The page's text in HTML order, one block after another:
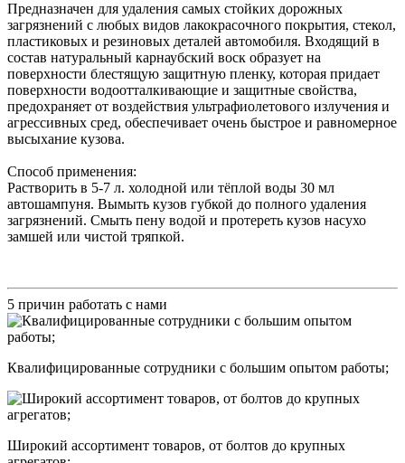
Предназначен для удаления самых стойких дорожных
загрязнений с любых видов лакокрасочного покрытия, стекол,
пластиковых и резиновых деталей автомобиля. Входящий в
состав натуральный карнаубский воск образует на
поверхности блестящую защитную пленку, которая придает
поверхности водоотталкивающие и защитные свойства,
предохраняет от воздействия ультрафиолетового излучения и
агрессивных сред, обеспечивает очень быстрое и равномерное
высыхание кузова.
Способ применения:
Растворить в 5-7 л. холодной или тёплой воды 30 мл
автошампуня. Вымыть кузов губкой до полного удаления
загрязнений. Смыть пену водой и протереть кузов насухо
замшей или чистой тряпкой.
5 причин работать с нами
Квалифицированные сотрудники с большим опытом работы;
Широкий ассортимент товаров, от болтов до крупных